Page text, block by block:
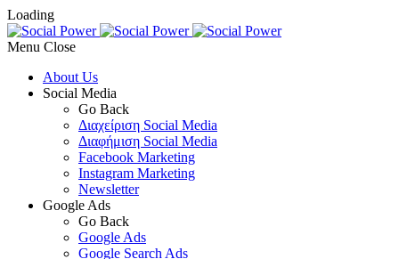
Loading
Menu
About Us
Social Media
Go Back
Διαχείριση Social Media
Διαφήμιση Social Media
Facebook Marketing
Instagram Marketing
Newsletter
Google Ads
Go Back
Google Ads
Google Search Ads